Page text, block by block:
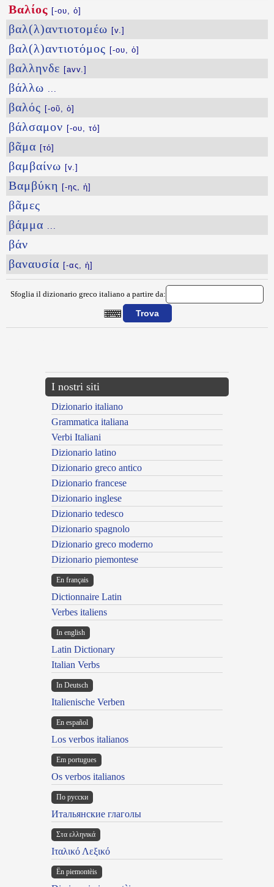
Βαλίος [-ου, ὁ]
βαλ(λ)αντιοτομέω [v.]
βαλ(λ)αντιοτόμος [-ου, ὁ]
βαλληνδε [avv.]
βάλλω ...
βαλός [-οῦ, ὁ]
βάλσαμον [-ου, τό]
βᾶμα [τό]
βαμβαίνω [v.]
Βαμβύκη [-ης, ἡ]
βᾶμες
βάμμα ...
βάν
βαναυσία [-ας, ἡ]
Sfoglia il dizionario greco italiano a partire da:
I nostri siti
Dizionario italiano
Grammatica italiana
Verbi Italiani
Dizionario latino
Dizionario greco antico
Dizionario francese
Dizionario inglese
Dizionario tedesco
Dizionario spagnolo
Dizionario greco moderno
Dizionario piemontese
En français
Dictionnaire Latin
Verbes italiens
In english
Latin Dictionary
Italian Verbs
In Deutsch
Italienische Verben
En español
Los verbos italianos
Em portugues
Os verbos italianos
По русски
Итальянские глаголы
Στα ελληνικά
Ιταλικό Λεξικό
Ën piemontèis